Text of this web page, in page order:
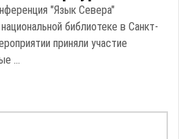
"Язык Севера"
библиотеке в Санкт-
приняли участие
...